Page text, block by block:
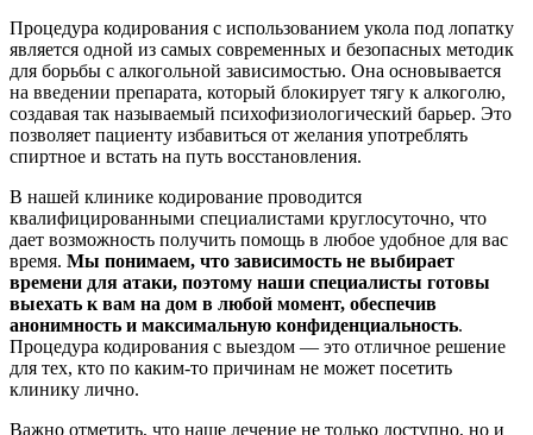
Процедура кодирования с использованием укола под лопатку
является одной из самых современных и безопасных методик
для борьбы с алкогольной зависимостью. Она основывается
на введении препарата, который блокирует тягу к алкоголю,
создавая так называемый психофизиологический барьер. Это
позволяет пациенту избавиться от желания употреблять
спиртное и встать на путь восстановления.
В нашей клинике кодирование проводится
квалифицированными специалистами круглосуточно, что
дает возможность получить помощь в любое удобное для вас
время. Мы понимаем, что зависимость не выбирает
времени для атаки, поэтому наши специалисты готовы
выехать к вам на дом в любой момент, обеспечив
анонимность и максимальную конфиденциальность.
Процедура кодирования с выездом — это отличное решение
для тех, кто по каким-то причинам не может посетить
клинику лично.
Важно отметить, что наше лечение не только доступно, но и